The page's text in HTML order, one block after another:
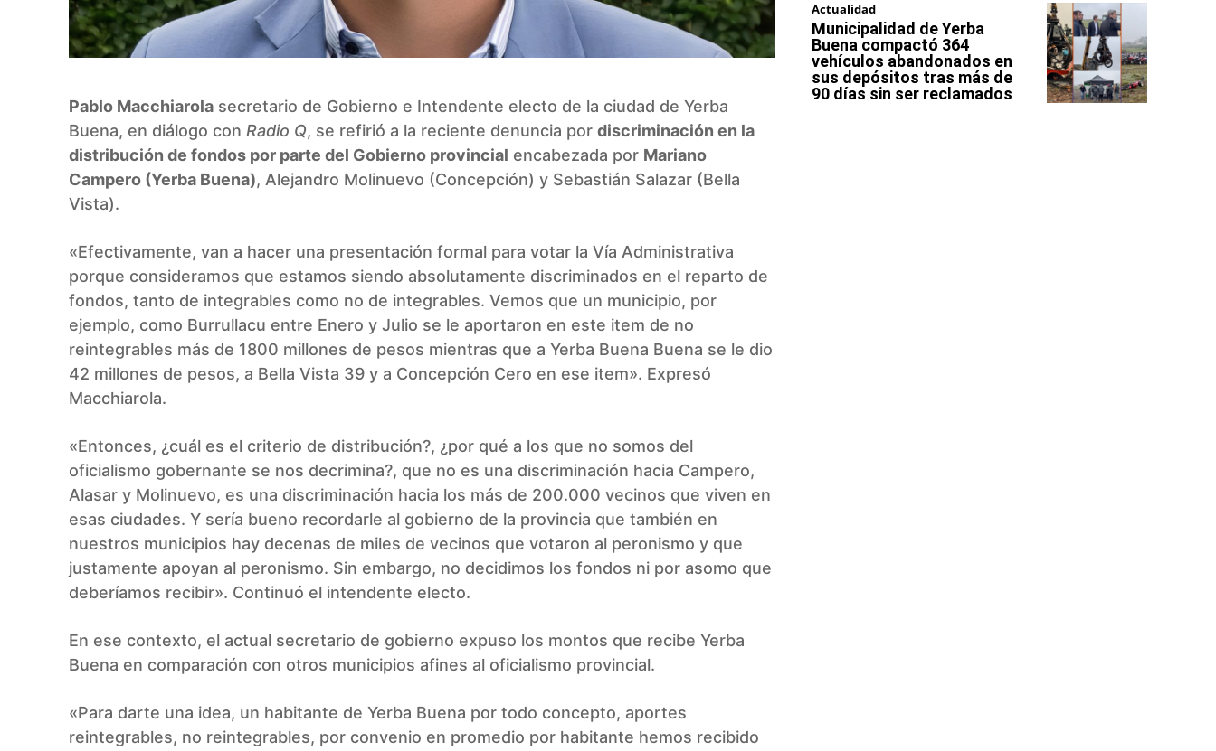
Pablo Macchiarola secretario de Gobierno e Intendente electo de la ciudad de Yerba
Buena, en diálogo con Radio Q, se refirió a la reciente denuncia por discriminación en la
distribución de fondos por parte del Gobierno provincial encabezada por Mariano
Campero (Yerba Buena), Alejandro Molinuevo (Concepción) y Sebastián Salazar (Bella
Vista).
«Efectivamente, van a hacer una presentación formal para votar la Vía Administrativa
porque consideramos que estamos siendo absolutamente discriminados en el reparto de
fondos, tanto de integrables como no de integrables. Vemos que un municipio, por
ejemplo, como Burrullacu entre Enero y Julio se le aportaron en este item de no
reintegrables más de 1800 millones de pesos mientras que a Yerba Buena Buena se le dio
42 millones de pesos, a Bella Vista 39 y a Concepción Cero en ese item». Expresó
Macchiarola.
«Entonces, ¿cuál es el criterio de distribución?, ¿por qué a los que no somos del
oficialismo gobernante se nos decrimina?, que no es una discriminación hacia Campero,
Alasar y Molinuevo, es una discriminación hacia los más de 200.000 vecinos que viven en
esas ciudades. Y sería bueno recordarle al gobierno de la provincia que también en
nuestros municipios hay decenas de miles de vecinos que votaron al peronismo y que
justamente apoyan al peronismo. Sin embargo, no decidimos los fondos ni por asomo que
deberíamos recibir». Continuó el intendente electo.
En ese contexto, el actual secretario de gobierno expuso los montos que recibe Yerba
Buena en comparación con otros municipios afines al oficialismo provincial.
«Para darte una idea, un habitante de Yerba Buena por todo concepto, aportes
reintegrables, no reintegrables, por convenio en promedio por habitante hemos recibido
Actualidad
Municipalidad de Yerba
Buena compactó 364
vehículos abandonados en
sus depósitos tras más de
90 días sin ser reclamados